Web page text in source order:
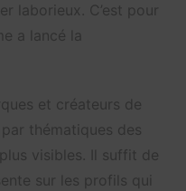
laborieux. C’est pour
a lancé la
et créateurs de
thématiques des
visibles. Il suffit de
sur les profils qui